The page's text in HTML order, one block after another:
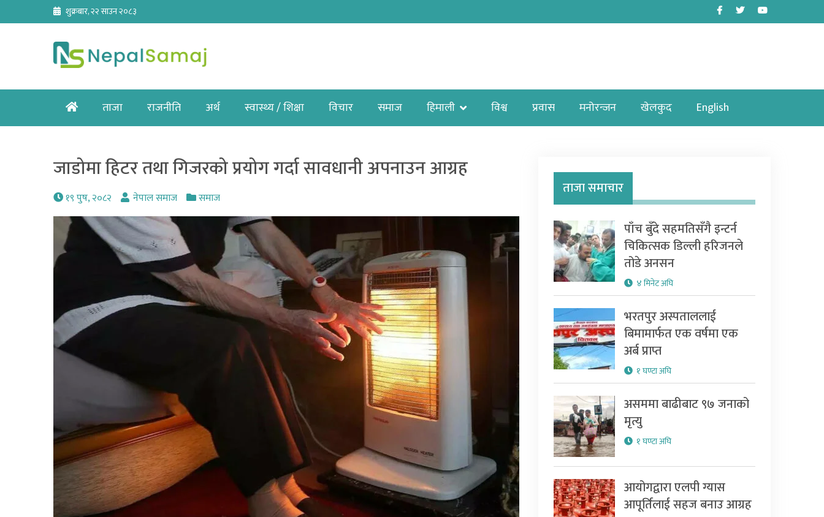
content
शुक्रबार, २२ साउन २०८३ Facebook
TwitterYoutube
Homeताजा राजनीति अर्थ स्वास्थ्य / शिक्षा विचार समाज हिमाली विश्व प्रवास मनोरन्जन खेलकुद English
जाडोमा हिटर तथा गिजरको प्रयोग गर्दा सावधानी अपनाउन आग्रह
१९ पुष, २०८२ नेपाल समाज समाज
ताजा समाचार
पाँच बुँदे सहमतिसँगै इन्टर्न
चिकित्सक डिल्ली हरिजनले
तोडे अनसन
४ मिनेट अघि
भरतपुर अस्पताललाई
बिमामार्फत एक वर्षमा एक
अर्ब प्राप्त
१ घण्टा अघि
असममा बाढीबाट ९७ जनाको
मृत्यु
१ घण्टा अघि
आयोगद्वारा एलपी ग्यास
आपूर्तिलाई सहज बनाउ आग्रह